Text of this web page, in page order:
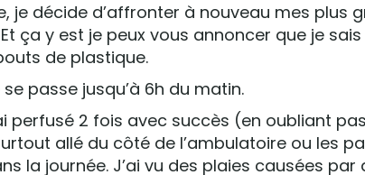
je décide d’affronter à nouveau mes plus
ça y est je peux vous annoncer que je
de plastique.
passe jusqu’à 6h du matin.
perfusé 2 fois avec succès (en oubliant
allé du côté de l’ambulatoire ou les
la journée. J’ai vu des plaies causées par